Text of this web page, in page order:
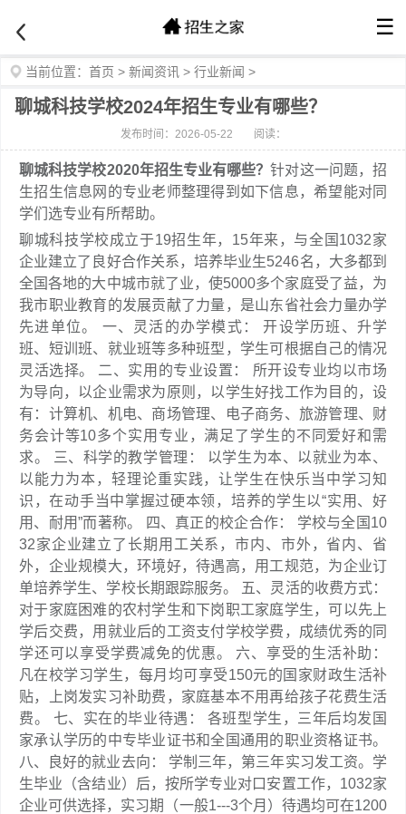
☰
当前位置： 首页 > 新闻资讯 > 行业新闻 >
聊城科技学校2024年招生专业有哪些？
发布时间：2026-05-22 阅读：
聊城科技学校2020年招生专业有哪些？针对这一问题，招
生招生信息网的专业老师整理得到如下信息，希望能对同
学们选专业有所帮助。
聊城科技学校成立于19招生年，15年来，与全国1032家
企业建立了良好合作关系，培养毕业生5246名，大多都到
全国各地的大中城市就了业，使5000多个家庭受了益，为
我市职业教育的发展贡献了力量，是山东省社会力量办学
先进单位。 一、灵活的办学模式： 开设学历班、升学
班、短训班、就业班等多种班型，学生可根据自己的情况
灵活选择。 二、实用的专业设置： 所开设专业均以市场
为导向，以企业需求为原则，以学生好找工作为目的，设
有：计算机、机电、商场管理、电子商务、旅游管理、财
务会计等10多个实用专业，满足了学生的不同爱好和需
求。 三、科学的教学管理： 以学生为本、以就业为本、
以能力为本，轻理论重实践，让学生在快乐当中学习知
识，在动手当中掌握过硬本领，培养的学生以“实用、好
用、耐用”而著称。 四、真正的校企合作： 学校与全国10
32家企业建立了长期用工关系，市内、市外，省内、省
外，企业规模大，环境好，待遇高，用工规范，为企业订
单培养学生、学校长期跟踪服务。 五、灵活的收费方式：
对于家庭困难的农村学生和下岗职工家庭学生，可以先上
学后交费，用就业后的工资支付学校学费，成绩优秀的同
学还可以享受学费减免的优惠。 六、享受的生活补助：
凡在校学习学生，每月均可享受150元的国家财政生活补
贴，上岗发实习补助费，家庭基本不用再给孩子花费生活
费。 七、实在的毕业待遇： 各班型学生，三年后均发国
家承认学历的中专毕业证书和全国通用的职业资格证书。
八、良好的就业去向： 学制三年，第三年实习发工资。学
生毕业（含结业）后，按所学专业对口安置工作，1032家
企业可供选择，实习期（一般1---3个月）待遇均可在1200